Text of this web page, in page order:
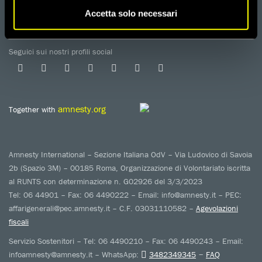
Accetta solo necessari
SUL LAVORO
Seguici sui nostri profili social
Together with amnesty.org
Amnesty International – Sezione Italiana OdV – Via Ludovico di Savoia
2b (Spazio 3M) – 00185 Roma, Organizzazione di Volontariato iscritta
al RUNTS con determinazione n. G02926 del 3/3/2023
Tel: 06 44901 – Fax: 06 4490222 – Email: info@amnesty.it – PEC:
affarigenerali@pec.amnesty.it – C.F. 03031110582 – Agevolazioni
fiscali
Servizio Sostenitori – Tel: 06 4490210 – Fax: 06 4490243 – Email:
infoamnesty@amnesty.it – WhatsApp:
3482349345 – FAQ